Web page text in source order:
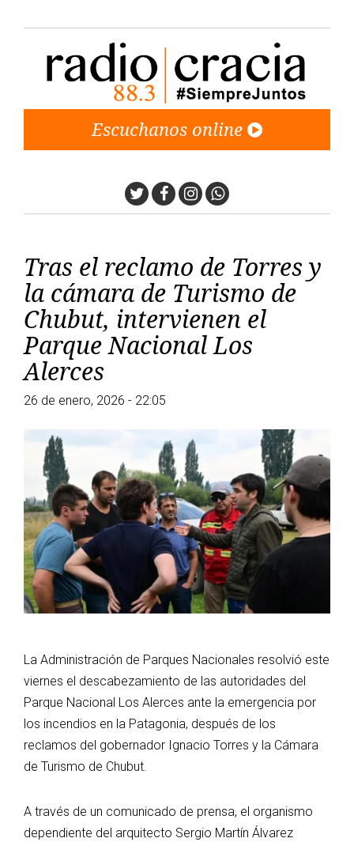
Escuchanos online
TwitterFacebook
Instagram
Whatsapp
Tras el reclamo de Torres y
la cámara de Turismo de
Chubut, intervienen el
Parque Nacional Los
Alerces
26 de enero, 2026 - 22:05
La Administración de Parques Nacionales resolvió este
viernes el descabezamiento de las autoridades del
Parque Nacional Los Alerces ante la emergencia por
los incendios en la Patagonia, después de los
reclamos del gobernador Ignacio Torres y la Cámara
de Turismo de Chubut.
A través de un comunicado de prensa, el organismo
dependiente del arquitecto Sergio Martín Álvarez